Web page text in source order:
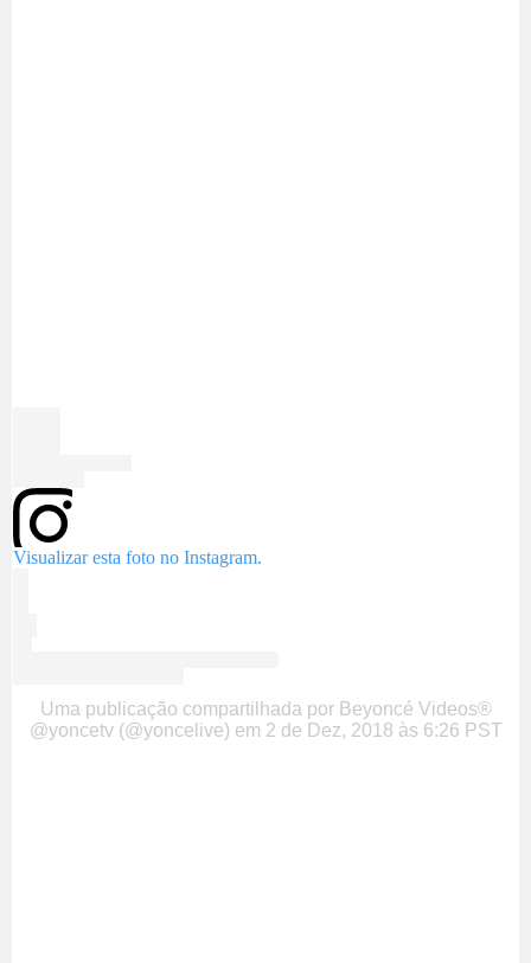
Visualizar esta foto no Instagram.
Uma publicação compartilhada por Beyoncé Videos®
@yoncetv (@yoncelive) em 2 de Dez, 2018 às 6:26 PST